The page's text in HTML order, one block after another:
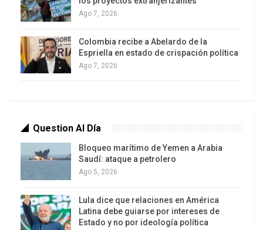
Gobierno de retomar el control sobre la empresa
El ruido de fondo que hoy se escucha en la
península ibérica, comenta un analista, es el
seguridad jurídica. Tales fueron los tópicos de la
recriminación que, con soberbia colonial residual,
expresaron con tono amenazante los funcionarios
de la actual administración derechista española.
Pero se equivocan, añade, la “hostilidad” de
Argentina no es con España, a la que el país lleva
Ago 7, 2026
Colombia recibe a Abelardo de la
Espriella en estado de crispación política
Ago 7, 2026
Question Al Día
Bloqueo marítimo de Yemen a Arabia
Saudí: ataque a petrolero
Ago 5, 2026
Lula dice que relaciones en América
Latina debe guiarse por intereses de
Estado y no por ideología política